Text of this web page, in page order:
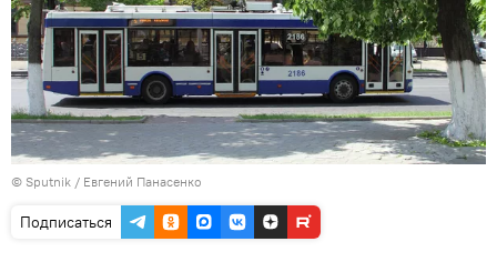
© Sputnik / Евгений Панасенко
Подписаться